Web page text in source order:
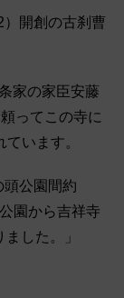
）開創の古刹曹
家の家臣安藤
ってこの寺に
います。
公園間約
園から吉祥寺
した。」